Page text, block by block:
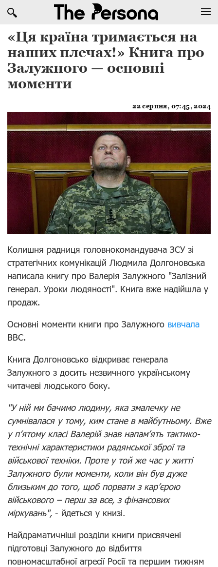
«Ця країна тримається на
наших плечах!» Книга про
Залужного — основні
моменти
22 серпня, 07:45, 2024
Колишня радниця головнокомандувача ЗСУ зі
стратегічних комунікацій Людмила Долгоновська
написала книгу про Валерія Залужного "Залізний
генерал. Уроки людяності". Книга вже надійшла у
продаж.
Основні моменти книги про Залужного вивчала
BBC.
Книга Долгоновсько відкриває генерала
Залужного з досить незвичного українському
читачеві людського боку.
"У ній ми бачимо людину, яка змалечку не
сумнівалася у тому, ким стане в майбутньому. Вже
у п’ятому класі Валерій знав напам’ять тактико-
технічні характеристики радянської зброї та
військової техніки. Проте у той же час у житті
Залужного були моменти, коли він був дуже
близьким до того, щоб порвати з кар’єрою
військового – перш за все, з фінансових
міркувань", - йдеться у книзі.
Найдраматичніші розділи книги присвячені
підготовці Залужного до відбиття
повномасштабної агресії Росії та першим тижням